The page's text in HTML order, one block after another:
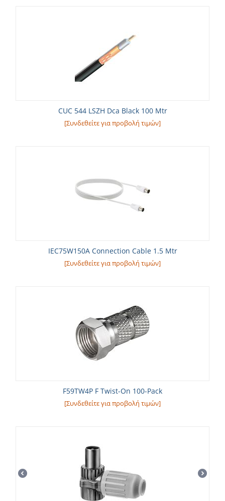
CUC 544 LSZH Dca Black 100 Mtr
[Συνδεθείτε για προβολή τιμών]
IEC75W150A Connection Cable 1.5 Mtr
[Συνδεθείτε για προβολή τιμών]
F59TW4P F Twist-On 100-Pack
[Συνδεθείτε για προβολή τιμών]